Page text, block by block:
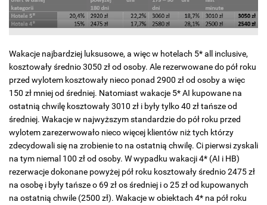
Wakacje najbardziej luksusowe, a więc w hotelach 5* all inclusive,
kosztowały średnio 3050 zł od osoby. Ale rezerwowane do pół roku
przed wylotem kosztowały nieco ponad 2900 zł od osoby a więc
150 zł mniej od średniej. Natomiast wakacje 5* AI kupowane na
ostatnią chwilę kosztowały 3010 zł i były tylko 40 zł tańsze od
średniej. Wakacje w najwyższym standardzie do pół roku przed
wylotem zarezerwowało nieco więcej klientów niż tych którzy
zdecydowali się na zrobienie to na ostatnią chwilę. Ci pierwsi zyskali
na tym niemal 100 zł od osoby. W wypadku wakacji 4* (AI i HB)
rezerwacje dokonane powyżej pół roku kosztowały średnio 2475 zł
na osobę i były tańsze o 69 zł os średniej i o 25 zł od kupowanych
na ostatnią chwile (2500 zł). Wakacje w obiektach 4* na pół roku